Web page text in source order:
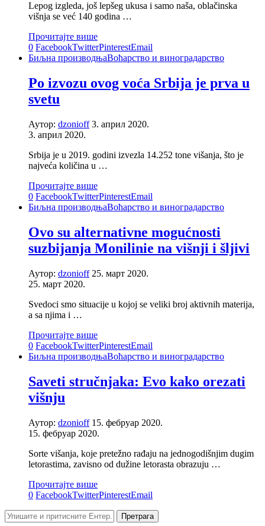
Lepog izgleda, još lepšeg ukusa i samo naša, oblačinska
višnja se već 140 godina …
Прочитајте више
0 FacebookTwitterPinterestEmail
Биљна производњаВоћарство и виноградарство
Po izvozu ovog voća Srbija je prva u
svetu
Аутор: dzonioff 3. април 2020.
3. април 2020.
Srbija je u 2019. godini izvezla 14.252 tone višanja, što je
najveća količina u …
Прочитајте више
0 FacebookTwitterPinterestEmail
Биљна производњаВоћарство и виноградарство
Ovo su alternativne mogućnosti
suzbijanja Monilinie na višnji i šljivi
Аутор: dzonioff 25. март 2020.
25. март 2020.
Svedoci smo situacije u kojoj se veliki broj aktivnih materija,
a sa njima i …
Прочитајте више
0 FacebookTwitterPinterestEmail
Биљна производњаВоћарство и виноградарство
Saveti stručnjaka: Evo kako orezati
višnju
Аутор: dzonioff 15. фебруар 2020.
15. фебруар 2020.
Sorte višanja, koje pretežno rađaju na jednogodišnjim dugim
letorastima, zavisno od dužine letorasta obrazuju …
Прочитајте више
0 FacebookTwitterPinterestEmail